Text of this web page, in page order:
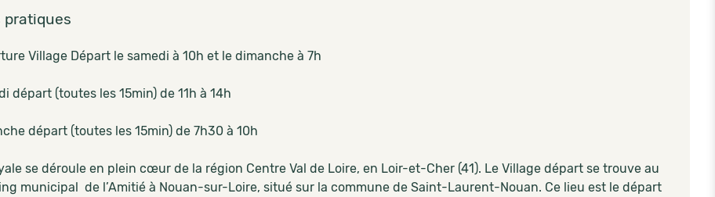
pratiques
Village Départ le samedi à 10h et le dimanche à 7h
départ (toutes les 15min) de 11h à 14h
départ (toutes les 15min) de 7h30 à 10h
se déroule en plein cœur de la région Centre Val de Loire, en Loir-et-Cher (41). Le Village départ se trouve au
municipal de l’Amitié à Nouan-sur-Loire, situé sur la commune de Saint-Laurent-Nouan. Ce lieu est le départ